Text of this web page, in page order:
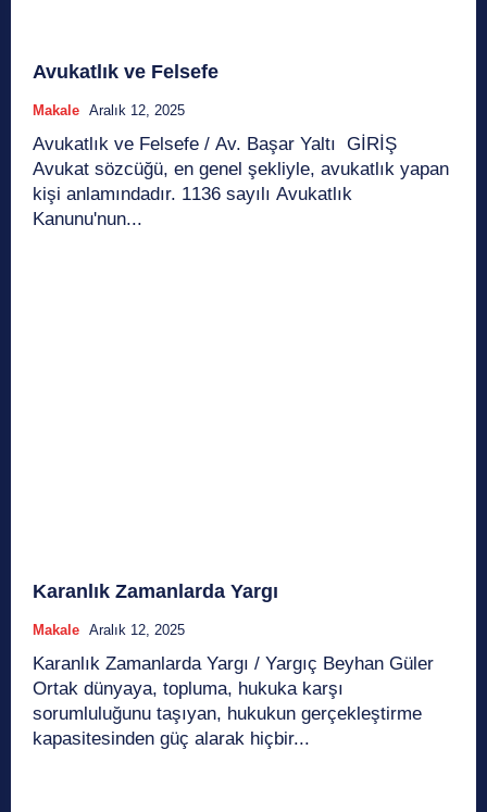
Avukatlık ve Felsefe
Makale Aralık 12, 2025
Avukatlık ve Felsefe / Av. Başar Yaltı GİRİŞ
Avukat sözcüğü, en genel şekliyle, avukatlık yapan
kişi anlamındadır. 1136 sayılı Avukatlık
Kanunu'nun...
Karanlık Zamanlarda Yargı
Makale Aralık 12, 2025
Karanlık Zamanlarda Yargı / Yargıç Beyhan Güler
Ortak dünyaya, topluma, hukuka karşı
sorumluluğunu taşıyan, hukukun gerçekleştirme
kapasitesinden güç alarak hiçbir...